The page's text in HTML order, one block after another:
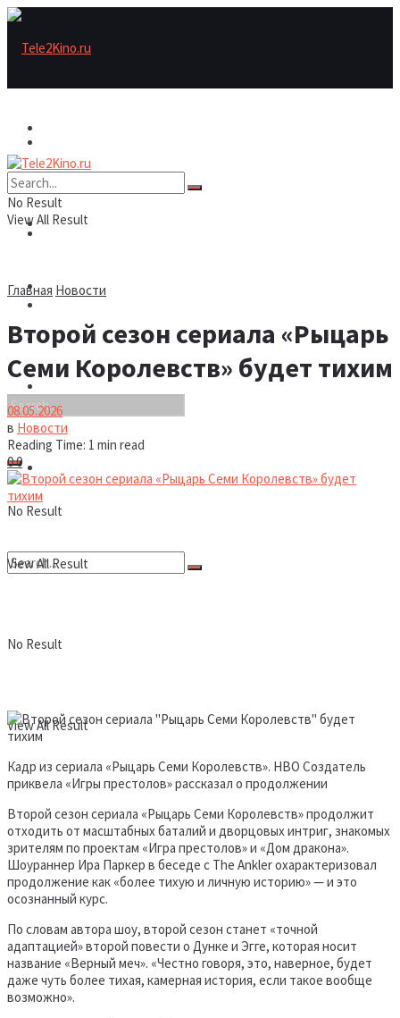
Рецензии/трейлеры
Шоу бизнес
No Result
View All Result
Рецензии/трейлеры
Шоу бизнес
Новости
No Result
View All Result
No Result
View All Result
Главная Новости
Второй сезон сериала «Рыцарь
Семи Королевств» будет тихим
08.05.2026
в Новости
Reading Time: 1 min read
00
Кадр из сериала «Рыцарь Семи Королевств». HBO Создатель
приквела «Игры престолов» рассказал о продолжении
Второй сезон сериала «Рыцарь Семи Королевств» продолжит
отходить от масштабных баталий и дворцовых интриг, знакомых
зрителям по проектам «Игра престолов» и «Дом дракона».
Шоураннер Ира Паркер в беседе с The Ankler охарактеризовал
продолжение как «более тихую и личную историю» — и это
осознанный курс.
По словам автора шоу, второй сезон станет «точной
адаптацией» второй повести о Дунке и Эгге, которая носит
название «Верный меч». «Честно говоря, это, наверное, будет
даже чуть более тихая, камерная история, если такое вообще
возможно».